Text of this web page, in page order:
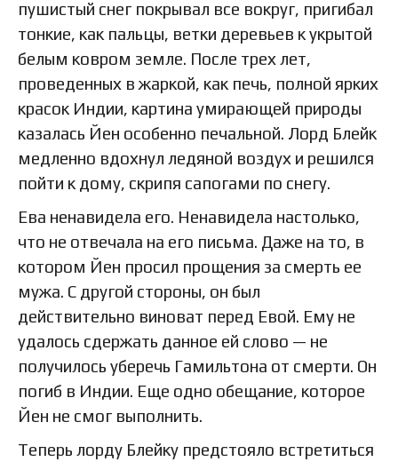
пушистый снег покрывал все вокруг, пригибал
тонкие, как пальцы, ветки деревьев к укрытой
белым ковром земле. После трех лет,
проведенных в жаркой, как печь, полной ярких
красок Индии, картина умирающей природы
казалась Йен особенно печальной. Лорд Блейк
медленно вдохнул ледяной воздух и решился
пойти к дому, скрипя сапогами по снегу.
Ева ненавидела его. Ненавидела настолько,
что не отвечала на его письма. Даже на то, в
котором Йен просил прощения за смерть ее
мужа. С другой стороны, он был
действительно виноват перед Евой. Ему не
удалось сдержать данное ей слово — не
получилось уберечь Гамильтона от смерти. Он
погиб в Индии. Еще одно обещание, которое
Йен не смог выполнить.
Теперь лорду Блейку предстояло встретиться